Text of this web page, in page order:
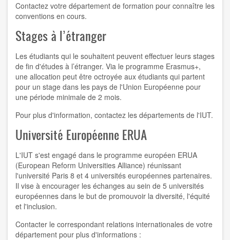
Contactez votre département de formation pour connaître les
conventions en cours.
Stages à l’étranger
Les étudiants qui le souhaitent peuvent effectuer leurs stages
de fin d'études à l’étranger. Via le programme Erasmus+,
une allocation peut être octroyée aux étudiants qui partent
pour un stage dans les pays de l'Union Européenne pour
une période minimale de 2 mois.
Pour plus d'information, contactez les départements de l'IUT.
Université Européenne ERUA
L'IUT s'est engagé dans le programme européen ERUA
(European Reform Universities Alliance) réunissant
l'université Paris 8 et 4 universités européennes partenaires.
Il vise à encourager les échanges au sein de 5 universités
européennes dans le but de promouvoir la diversité, l'équité
et l'inclusion.
Contacter le correspondant relations internationales de votre
département pour plus d'informations :